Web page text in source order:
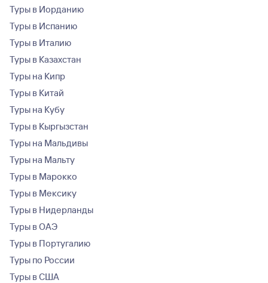
Туры в Иорданию
Туры в Испанию
Туры в Италию
Туры в Казахстан
Туры на Кипр
Туры в Китай
Туры на Кубу
Туры в Кыргызстан
Туры на Мальдивы
Туры на Мальту
Туры в Марокко
Туры в Мексику
Туры в Нидерланды
Туры в ОАЭ
Туры в Португалию
Туры по России
Туры в США